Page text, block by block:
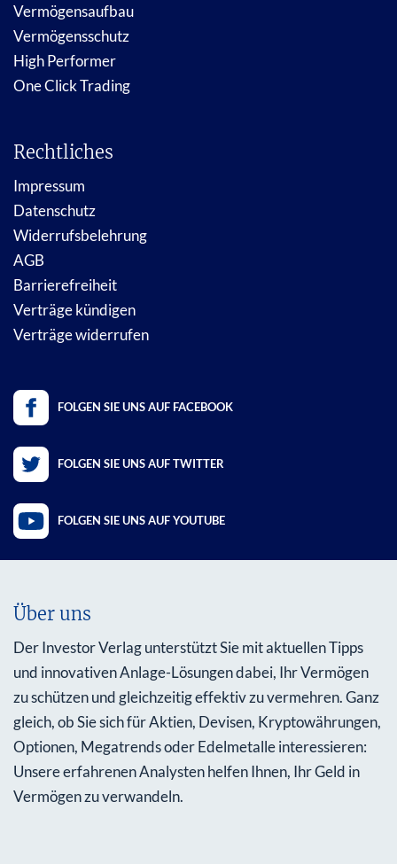
Vermögensaufbau
Vermögensschutz
High Performer
One Click Trading
Rechtliches
Impressum
Datenschutz
Widerrufsbelehrung
AGB
Barrierefreiheit
Verträge kündigen
Verträge widerrufen
FOLGEN SIE UNS AUF FACEBOOK
FOLGEN SIE UNS AUF TWITTER
FOLGEN SIE UNS AUF YOUTUBE
Über uns
Der Investor Verlag unterstützt Sie mit aktuellen Tipps
und innovativen Anlage-Lösungen dabei, Ihr Vermögen
zu schützen und gleichzeitig effektiv zu vermehren. Ganz
gleich, ob Sie sich für Aktien, Devisen, Kryptowährungen,
Optionen, Megatrends oder Edelmetalle interessieren:
Unsere erfahrenen Analysten helfen Ihnen, Ihr Geld in
Vermögen zu verwandeln.